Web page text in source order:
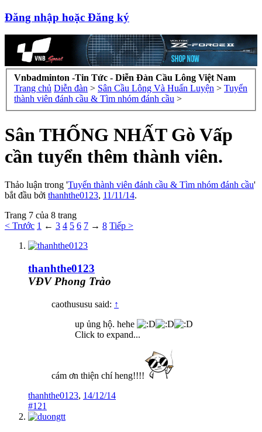
Đăng nhập hoặc Đăng ký
Vnbadminton -Tin Tức - Diễn Đàn Cầu Lông Việt Nam
Trang chủ Diễn đàn > Sân Cầu Lông Và Huấn Luyện > Tuyển
thành viên đánh cầu & Tìm nhóm đánh cầu >
Sân THỐNG NHẤT Gò Vấp
cần tuyển thêm thành viên.
Thảo luận trong 'Tuyển thành viên đánh cầu & Tìm nhóm đánh cầu'
bắt đầu bởi thanhthe0123, 11/11/14.
Trang 7 của 8 trang
< Trước 1 ← 3 4 5 6 7 → 8 Tiếp >
thanhthe0123
VĐV Phong Trào
caothususu said: ↑
up ủng hộ. hehe
Click to expand...
cám ơn thiện chí heng!!!!
thanhthe0123, 14/12/14
#121